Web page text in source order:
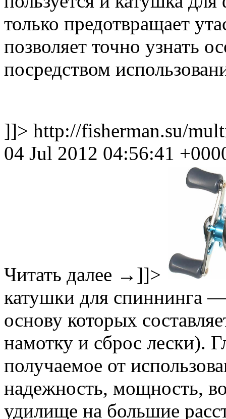
только предотвращает
позволяет точно узнать
посредством
]]> http://fisherman.su/
04 Jul 2012 04:56:41
Читать далее → ]]>
катушки для спиннинга —
основу которых
намотку и сброс лески).
получаемое от
надежность, мощность,
удилище на большие